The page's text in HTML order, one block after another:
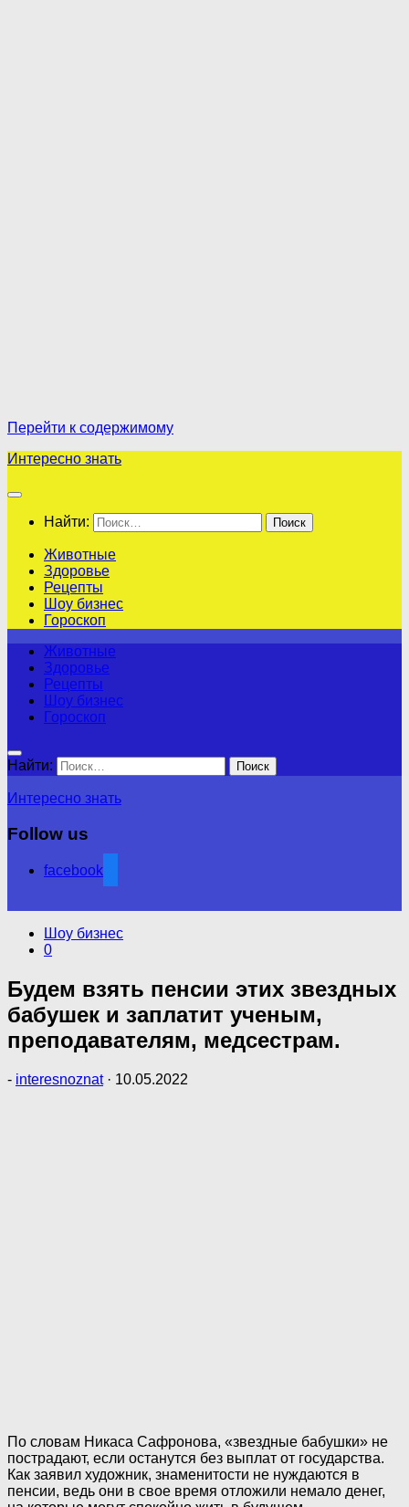
Перейти к содержимому
Интересно знать
Найти:
Животные
Здоровье
Рецепты
Шоу бизнес
Гороскоп
Животные
Здоровье
Рецепты
Шоу бизнес
Гороскоп
Найти:
Интересно знать
Follow us
facebook
Шоу бизнес
0
Будем взять пенсии этих звездных
бабушек и заплатит ученым,
преподавателям, медсестрам.
- interesnoznat · 10.05.2022
По словам Никаса Сафронова, «звездные бабушки» не
пострадают, если останутся без выплат от государства.
Как заявил художник, знаменитости не нуждаются в
пенсии, ведь они в свое время отложили немало денег,